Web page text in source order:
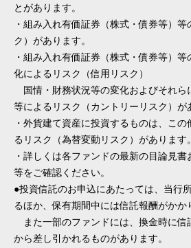
とがあります。
・組み入れ有価証券（株式・債券等）
ク）があります。
・組み入れ有価証券（株式・債券等）
化によるリスク（信用リスク）
国情・財務状況等の変化およびそれら
等によるリスク（カントリーリスク）が
・外貨建て資産に投資するものは、こ
るリスク（為替変動リスク）があります。
・詳しくは各ファンドの最新の目論見
等をご確認ください。
●投資信託のお申込にあたっては、当行
るほか、保有期間中には信託報酬がかか
また一部のファンドには、換金時に信
から差し引かれるものがあります。